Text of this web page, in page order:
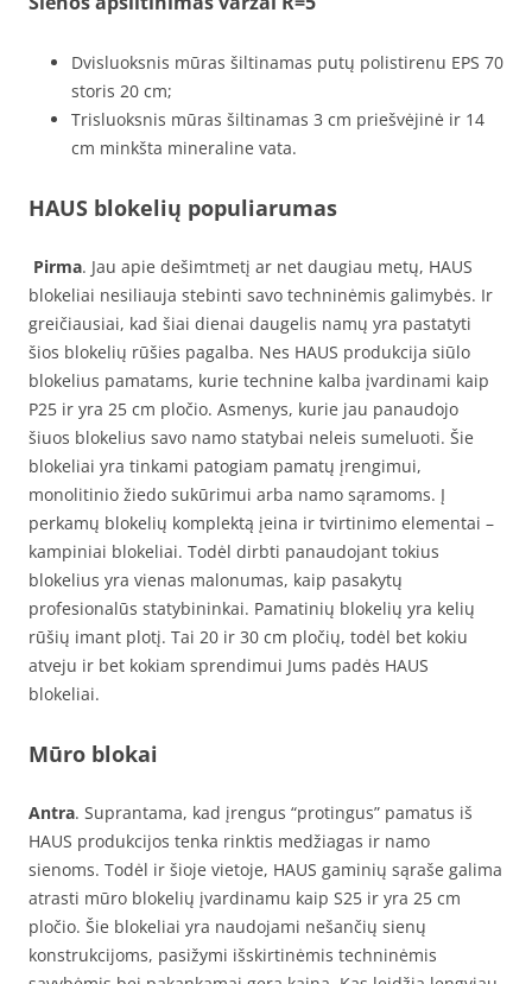
Dvisluoksnis mūras šiltinamas putų polistirenu EPS 70
storis 20 cm;
Trisluoksnis mūras šiltinamas 3 cm priešvėjinė ir 14
cm minkšta mineraline vata.
HAUS blokelių populiarumas
Pirma. Jau apie dešimtmetį ar net daugiau metų, HAUS
blokeliai nesiliauja stebinti savo techninėmis galimybės. Ir
greičiausiai, kad šiai dienai daugelis namų yra pastatyti
šios blokelių rūšies pagalba. Nes HAUS produkcija siūlo
blokelius pamatams, kurie technine kalba įvardinami kaip
P25 ir yra 25 cm pločio. Asmenys, kurie jau panaudojo
šiuos blokelius savo namo statybai neleis sumeluoti. Šie
blokeliai yra tinkami patogiam pamatų įrengimui,
monolitinio žiedo sukūrimui arba namo sąramoms. Į
perkamų blokelių komplektą įeina ir tvirtinimo elementai –
kampiniai blokeliai. Todėl dirbti panaudojant tokius
blokelius yra vienas malonumas, kaip pasakytų
profesionalūs statybininkai. Pamatinių blokelių yra kelių
rūšių imant plotį. Tai 20 ir 30 cm pločių, todėl bet kokiu
atveju ir bet kokiam sprendimui Jums padės HAUS
blokeliai.
Mūro blokai
Antra. Suprantama, kad įrengus “protingus” pamatus iš
HAUS produkcijos tenka rinktis medžiagas ir namo
sienoms. Todėl ir šioje vietoje, HAUS gaminių sąraše galima
atrasti mūro blokelių įvardinamu kaip S25 ir yra 25 cm
pločio. Šie blokeliai yra naudojami nešančių sienų
konstrukcijoms, pasižymi išskirtinėmis techninėmis